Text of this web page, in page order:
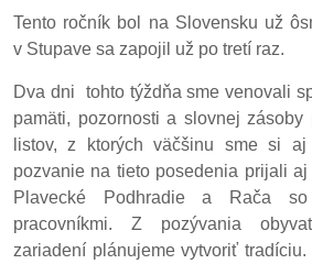
Tento ročník bol na Slovensku už
v Stupave sa zapojil už po tretí raz.
Dva dni tohto týždňa sme venovali
pamäti, pozornosti a slovnej zásoby
listov, z ktorých väčšinu sme si
pozvanie na tieto posedenia prijali
Plavecké Podhradie a Rača so
pracovníkmi. Z pozývania
zariadení plánujeme vytvoriť